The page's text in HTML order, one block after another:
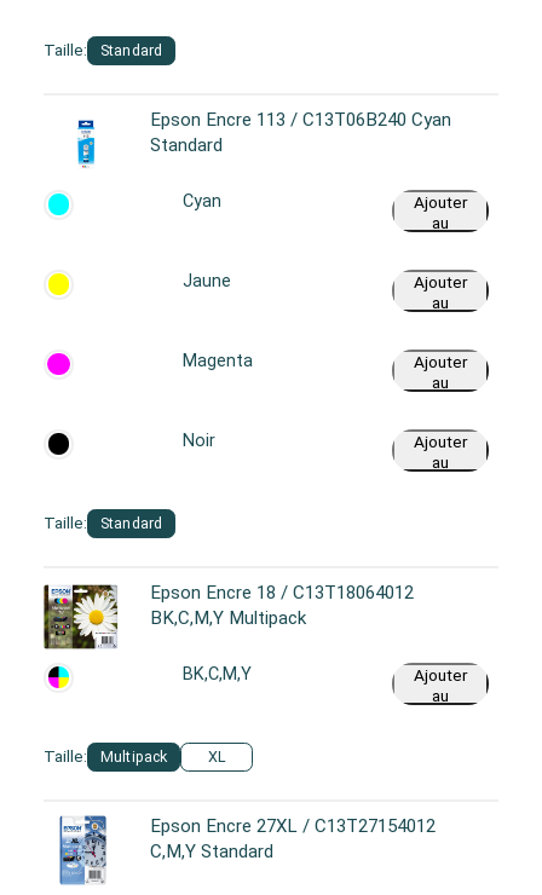
Taille: Standard
Epson Encre 113 / C13T06B240 Cyan
Standard
Taille: Standard
Cyan
Ajouter
au
Jaune
Ajouter
au
Magenta
Ajouter
au
Noir
Ajouter
au
Epson Encre 18 / C13T18064012
BK,C,M,Y Multipack
Taille: Multipack XL
BK,C,M,Y
Ajouter
au
Epson Encre 27XL / C13T27154012
C,M,Y Standard